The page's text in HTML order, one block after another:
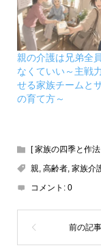
親の介護は兄弟全
なくていい～主戦
せる家族チームと
の育て方～
[ 家族の四季と作法
親, 高齢者, 家族介
コメント: 0